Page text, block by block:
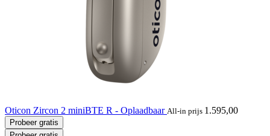
Oticon Zircon 2 miniBTE R - Oplaadbaar All-in prijs 1.595,00
Probeer gratis